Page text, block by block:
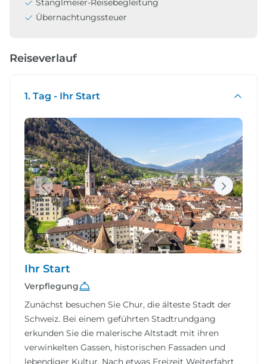
Stanglmeier-Reisebegleitung
Übernachtungssteuer
Reiseverlauf
1. Tag - Ihr Start
Ihr Start
Verpflegung
Zunächst besuchen Sie Chur, die älteste Stadt der
Schweiz. Bei einem geführten Stadtrundgang
erkunden Sie die malerische Altstadt mit ihren
verwinkelten Gassen, historischen Fassaden und